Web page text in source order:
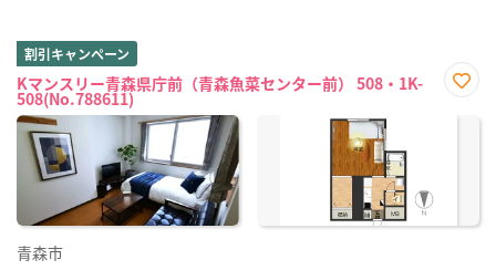
割引キャンペーン
Kマンスリー青森県庁前（青森魚菜センター前） 508・1K-
508(No.788611)
に入
青森市